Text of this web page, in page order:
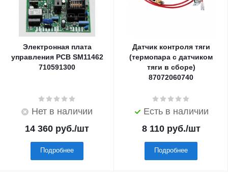
Электронная плата
управления PCB SM11462
710591300
Нет в наличии
14 360 руб./шт
Подробнее
Датчик контроля тяги
(термопара с датчиком
тяги в сборе)
87072060740
Есть в наличии
8 110руб./шт
Подробнее